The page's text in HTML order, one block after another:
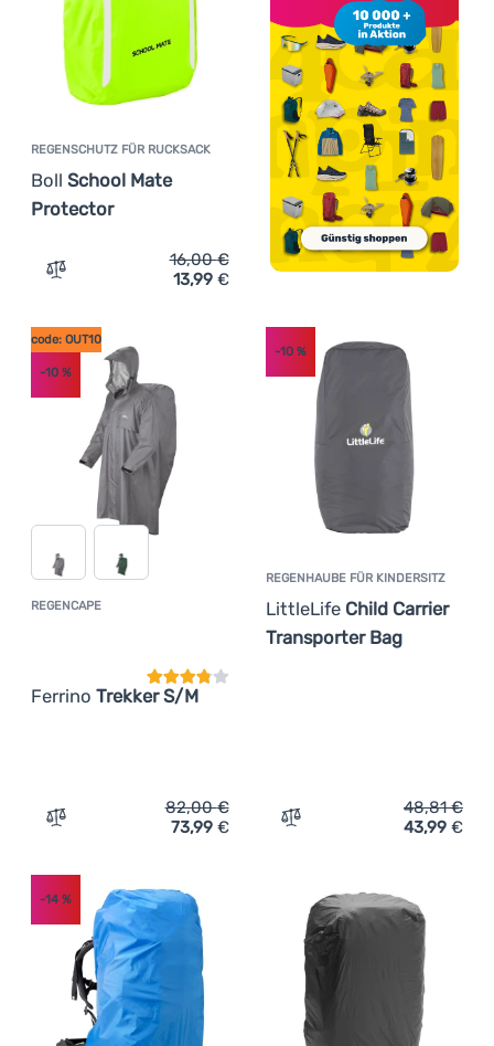
REGENSCHUTZ FÜR RUCKSACK
Boll School Mate
Protector
Zum Vergleich 'Regenschutz für Rucksack Boll School
16,00€
13,99 €
REGENCAPE
Ferrino Trekker S/M
Kundenbewertung
code: OUT10
-10 %
Zum Vergleich 'Regencape Ferrino Trekker S/M'
82,00€
73,99 €
REGENHAUBE FÜR KINDERSITZ
LittleLife Child Carrier
Transporter Bag
-10%
Zum Vergleich
48,81€
43,99 €
-14 %